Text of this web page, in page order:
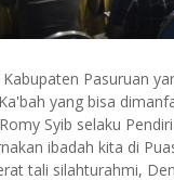
Pasuruan
yang bisa
Syib selaku
ibadah kita di
tali silahturahmi,